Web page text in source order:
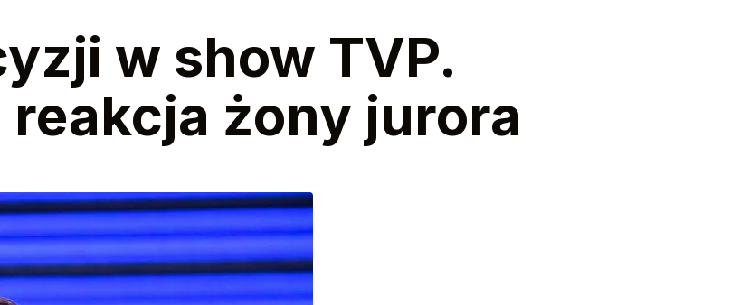
w show TVP.
żony jurora